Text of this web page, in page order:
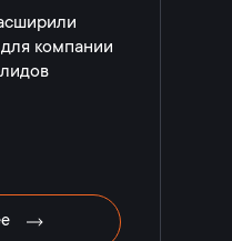
компании